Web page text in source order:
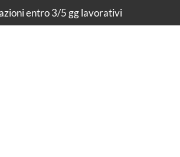
entro 3/5 gg lavorativi